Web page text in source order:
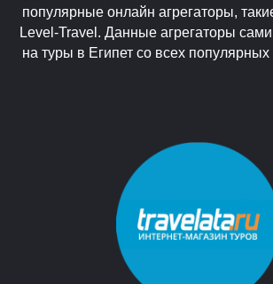
популярные онлайн агрегаторы,
Level-Travel. Данные агрегаторы
на туры в Египет со всех популярных